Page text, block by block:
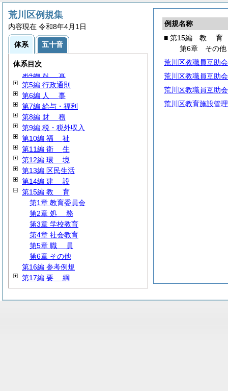
例規名称
■ 第15編 教 育
第6章 その他
荒川区教職員互助
荒川区教職員互助
荒川区教職員互助
荒川区教育施設管
荒川区例規集
内容現在 令和8年4月1日
体系 五十音
体系目次
第1編通則
第2編議会
第3編
第4編 監 査
第5編 行政通則
第6編 人 事
第7編 給与・福利
第8編 財 務
第9編 税・税外収入
第10編 福 祉
第11編 衛 生
第12編 環 境
第13編 区民生活
第14編 建 設
第15編 教 育
第1章 教育委員会
第2章 処 務
第3章 学校教育
第4章 社会教育
第5章 職
員
第6章 その他
第16編 参考例規
第17編 要 綱